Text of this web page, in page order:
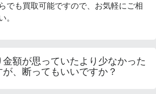
でも買取可能ですので、お気軽にご相
。
金額が思っていたより少なかった
、断ってもいいですか？